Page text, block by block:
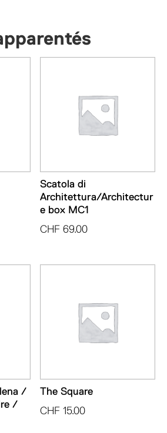
Scatola di
Architettura/Architectur
e box MC1
CHF 69.00
/
/
The Square
CHF 15.00